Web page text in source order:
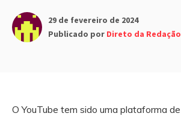
29 de fevereiro de 2024
Publicado por Direto da Redação
O YouTube tem sido uma plataforma de